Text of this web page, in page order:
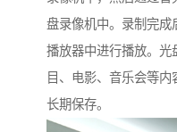
盘录像机中。录制完成
播放器中进行播放。光
目、电影、音乐会等
长期保存。